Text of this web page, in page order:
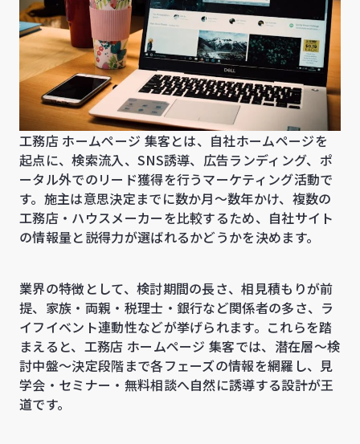
工務店 ホームページ 集客とは、自社ホームページを
起点に、検索流入、SNS誘導、広告ランディング、ポ
ータル外でのリード獲得を行うマーケティング活動で
す。施主は意思決定までに数か月〜数年かけ、複数の
工務店・ハウスメーカーを比較するため、自社サイト
の情報量と説得力が選ばれるかどうかを決めます。
業界の特徴として、検討期間の長さ、相見積もりが前
提、家族・両親・税理士・銀行など関係者の多さ、ラ
イフイベント連動性などが挙げられます。これらを踏
まえると、工務店 ホームページ 集客では、潜在層〜検
討中盤〜決定段階まで各フェーズの情報を網羅し、見
学会・セミナー・無料相談へ自然に誘導する設計が王
道です。